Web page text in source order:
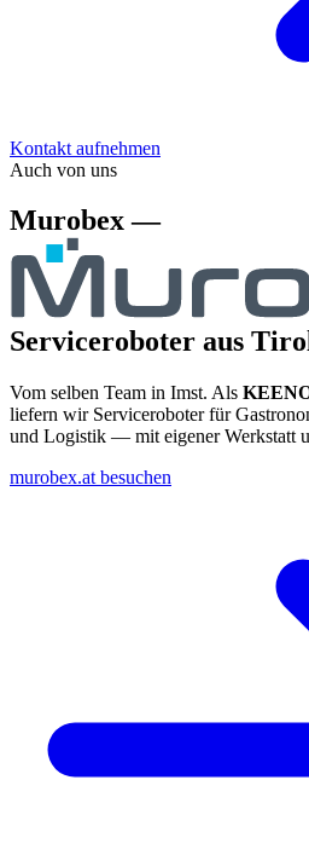
Kontakt aufnehmen
Auch von uns
Murobex —
Serviceroboter aus
Vom selben Team in Imst. Als
liefern wir Serviceroboter für
und Logistik — mit eigener Werkstatt
murobex.at besuchen